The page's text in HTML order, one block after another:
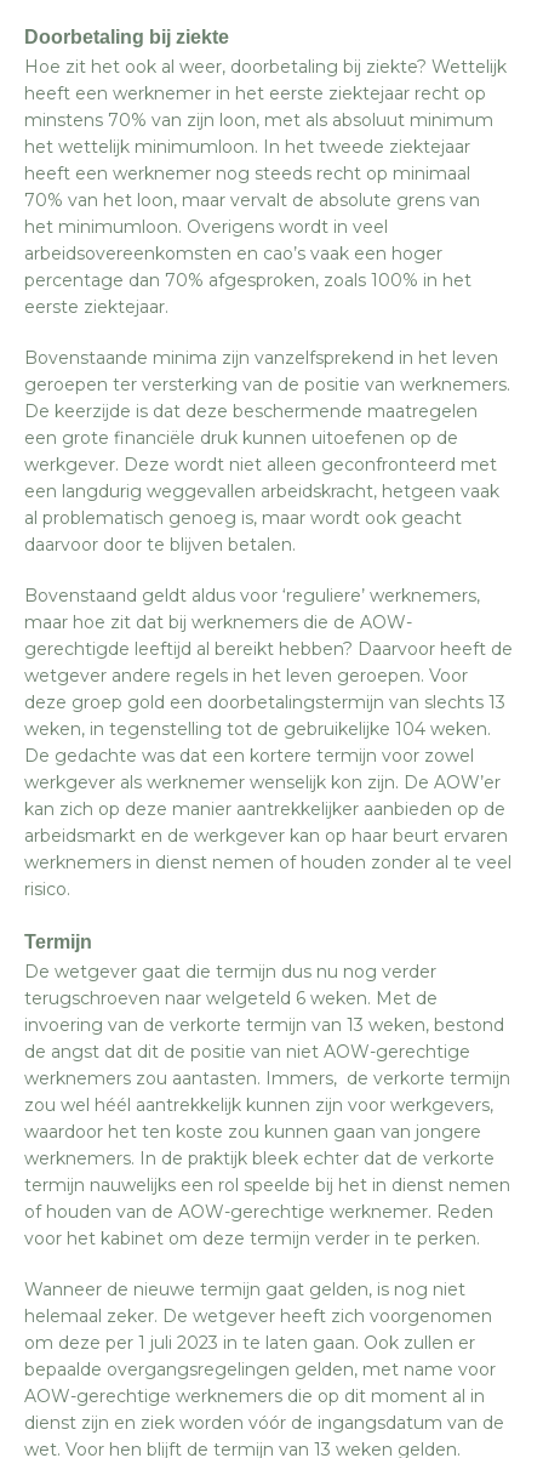
Doorbetaling bij ziekte
Hoe zit het ook al weer, doorbetaling bij ziekte? Wettelijk
heeft een werknemer in het eerste ziektejaar recht op
minstens 70% van zijn loon, met als absoluut minimum
het wettelijk minimumloon. In het tweede ziektejaar
heeft een werknemer nog steeds recht op minimaal
70% van het loon, maar vervalt de absolute grens van
het minimumloon. Overigens wordt in veel
arbeidsovereenkomsten en cao’s vaak een hoger
percentage dan 70% afgesproken, zoals 100% in het
eerste ziektejaar.
Bovenstaande minima zijn vanzelfsprekend in het leven
geroepen ter versterking van de positie van werknemers.
De keerzijde is dat deze beschermende maatregelen
een grote financiële druk kunnen uitoefenen op de
werkgever. Deze wordt niet alleen geconfronteerd met
een langdurig weggevallen arbeidskracht, hetgeen vaak
al problematisch genoeg is, maar wordt ook geacht
daarvoor door te blijven betalen.
Bovenstaand geldt aldus voor ‘reguliere’ werknemers,
maar hoe zit dat bij werknemers die de AOW-
gerechtigde leeftijd al bereikt hebben? Daarvoor heeft de
wetgever andere regels in het leven geroepen. Voor
deze groep gold een doorbetalingstermijn van slechts 13
weken, in tegenstelling tot de gebruikelijke 104 weken.
De gedachte was dat een kortere termijn voor zowel
werkgever als werknemer wenselijk kon zijn. De AOW’er
kan zich op deze manier aantrekkelijker aanbieden op de
arbeidsmarkt en de werkgever kan op haar beurt ervaren
werknemers in dienst nemen of houden zonder al te veel
risico.
Termijn
De wetgever gaat die termijn dus nu nog verder
terugschroeven naar welgeteld 6 weken. Met de
invoering van de verkorte termijn van 13 weken, bestond
de angst dat dit de positie van niet AOW-gerechtige
werknemers zou aantasten. Immers, de verkorte termijn
zou wel héél aantrekkelijk kunnen zijn voor werkgevers,
waardoor het ten koste zou kunnen gaan van jongere
werknemers. In de praktijk bleek echter dat de verkorte
termijn nauwelijks een rol speelde bij het in dienst nemen
of houden van de AOW-gerechtige werknemer. Reden
voor het kabinet om deze termijn verder in te perken.
Wanneer de nieuwe termijn gaat gelden, is nog niet
helemaal zeker. De wetgever heeft zich voorgenomen
om deze per 1 juli 2023 in te laten gaan. Ook zullen er
bepaalde overgangsregelingen gelden, met name voor
AOW-gerechtige werknemers die op dit moment al in
dienst zijn en ziek worden vóór de ingangsdatum van de
wet. Voor hen blijft de termijn van 13 weken gelden.